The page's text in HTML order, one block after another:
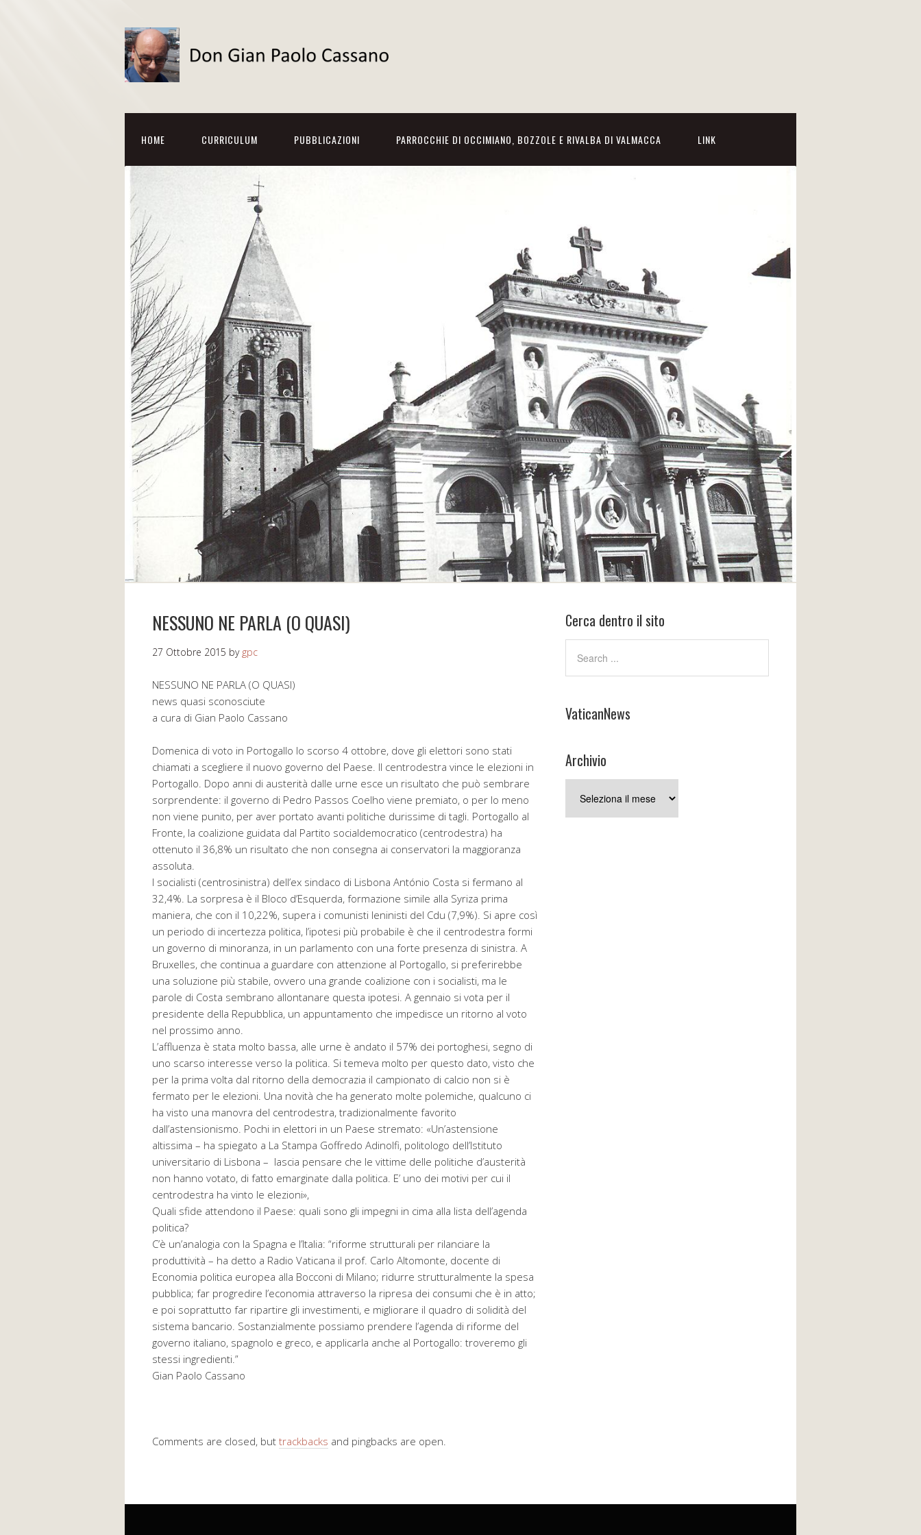
HOME CURRICULUM PUBBLICAZIONI PARROCCHIE DI OCCIMIANO, BOZZOLE E RIVALBA DI VALMACCA LINK
NESSUNO NE PARLA (O QUASI)
27 Ottobre 2015 by gpc
NESSUNO NE PARLA (O QUASI)
news quasi sconosciute
a cura di Gian Paolo Cassano
Domenica di voto in Portogallo lo scorso 4 ottobre, dove gli elettori sono stati
chiamati a scegliere il nuovo governo del Paese. Il centrodestra vince le elezioni in
Portogallo. Dopo anni di austerità dalle urne esce un risultato che può sembrare
sorprendente: il governo di Pedro Passos Coelho viene premiato, o per lo meno
non viene punito, per aver portato avanti politiche durissime di tagli. Portogallo al
Fronte, la coalizione guidata dal Partito socialdemocratico (centrodestra) ha
ottenuto il 36,8% un risultato che non consegna ai conservatori la maggioranza
assoluta.
I socialisti (centrosinistra) dell’ex sindaco di Lisbona António Costa si fermano al
32,4%. La sorpresa è il Bloco d’Esquerda, formazione simile alla Syriza prima
maniera, che con il 10,22%, supera i comunisti leninisti del Cdu (7,9%). Si apre così
un periodo di incertezza politica, l’ipotesi più probabile è che il centrodestra formi
un governo di minoranza, in un parlamento con una forte presenza di sinistra. A
Bruxelles, che continua a guardare con attenzione al Portogallo, si preferirebbe
una soluzione più stabile, ovvero una grande coalizione con i socialisti, ma le
parole di Costa sembrano allontanare questa ipotesi. A gennaio si vota per il
presidente della Repubblica, un appuntamento che impedisce un ritorno al voto
nel prossimo anno.
L’affluenza è stata molto bassa, alle urne è andato il 57% dei portoghesi, segno di
uno scarso interesse verso la politica. Si temeva molto per questo dato, visto che
per la prima volta dal ritorno della democrazia il campionato di calcio non si è
fermato per le elezioni. Una novità che ha generato molte polemiche, qualcuno ci
ha visto una manovra del centrodestra, tradizionalmente favorito
dall’astensionismo. Pochi in elettori in un Paese stremato: «Un’astensione
altissima – ha spiegato a La Stampa Goffredo Adinolfi, politologo dell’Istituto
universitario di Lisbona – lascia pensare che le vittime delle politiche d’austerità
non hanno votato, di fatto emarginate dalla politica. E’ uno dei motivi per cui il
centrodestra ha vinto le elezioni»,
Quali sfide attendono il Paese: quali sono gli impegni in cima alla lista dell’agenda
politica?
C’è un’analogia con la Spagna e l’Italia: “riforme strutturali per rilanciare la
produttività – ha detto a Radio Vaticana il prof. Carlo Altomonte, docente di
Economia politica europea alla Bocconi di Milano; ridurre strutturalmente la spesa
pubblica; far progredire l’economia attraverso la ripresa dei consumi che è in atto;
e poi soprattutto far ripartire gli investimenti, e migliorare il quadro di solidità del
sistema bancario. Sostanzialmente possiamo prendere l’agenda di riforme del
governo italiano, spagnolo e greco, e applicarla anche al Portogallo: troveremo gli
stessi ingredienti.”
Gian Paolo Cassano
Comments are closed, but trackbacks and pingbacks are open.
Cerca dentro il sito
VaticanNews
Archivio